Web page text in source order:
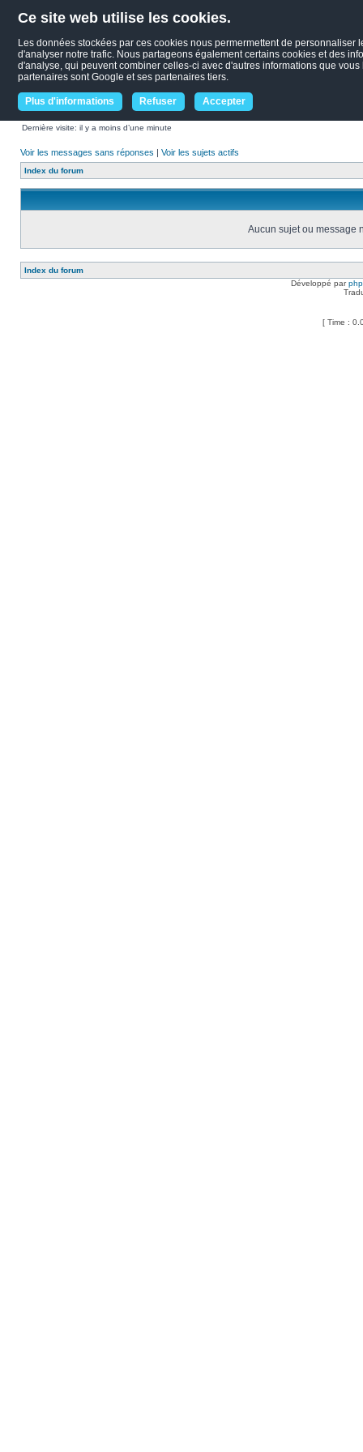
Ce site web utilise les cookies.
Les données stockées par ces cookies nous permermettent de
d'analyser notre trafic. Nous partageons également certains cookies et des
d'analyse, qui peuvent combiner celles-ci avec d'autres informations que
partenaires sont Google et ses partenaires tiers.
Plus d'informations Refuser Accepter
Dernière visite: il y a moins d’une minute
Voir les messages sans réponses | Voir les sujets actifs
Index du forum
Aucun sujet ou message
Index du forum
Développé par
[ Time :